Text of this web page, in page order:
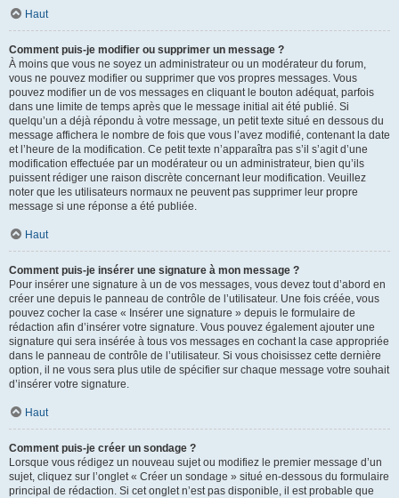
Haut
Comment puis-je modifier ou supprimer un message ?
À moins que vous ne soyez un administrateur ou un modérateur du forum,
vous ne pouvez modifier ou supprimer que vos propres messages. Vous
pouvez modifier un de vos messages en cliquant le bouton adéquat, parfois
dans une limite de temps après que le message initial ait été publié. Si
quelqu’un a déjà répondu à votre message, un petit texte situé en dessous du
message affichera le nombre de fois que vous l’avez modifié, contenant la date
et l’heure de la modification. Ce petit texte n’apparaîtra pas s’il s’agit d’une
modification effectuée par un modérateur ou un administrateur, bien qu’ils
puissent rédiger une raison discrète concernant leur modification. Veuillez
noter que les utilisateurs normaux ne peuvent pas supprimer leur propre
message si une réponse a été publiée.
Haut
Comment puis-je insérer une signature à mon message ?
Pour insérer une signature à un de vos messages, vous devez tout d’abord en
créer une depuis le panneau de contrôle de l’utilisateur. Une fois créée, vous
pouvez cocher la case « Insérer une signature » depuis le formulaire de
rédaction afin d’insérer votre signature. Vous pouvez également ajouter une
signature qui sera insérée à tous vos messages en cochant la case appropriée
dans le panneau de contrôle de l’utilisateur. Si vous choisissez cette dernière
option, il ne vous sera plus utile de spécifier sur chaque message votre souhait
d’insérer votre signature.
Haut
Comment puis-je créer un sondage ?
Lorsque vous rédigez un nouveau sujet ou modifiez le premier message d’un
sujet, cliquez sur l’onglet « Créer un sondage » situé en-dessous du formulaire
principal de rédaction. Si cet onglet n’est pas disponible, il est probable que